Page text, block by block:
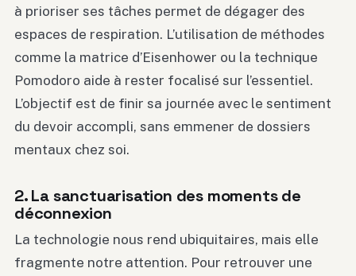
à prioriser ses tâches permet de dégager des
espaces de respiration. L’utilisation de méthodes
comme la matrice d’Eisenhower ou la technique
Pomodoro aide à rester focalisé sur l’essentiel.
L’objectif est de finir sa journée avec le sentiment
du devoir accompli, sans emmener de dossiers
mentaux chez soi.
2. La sanctuarisation des moments de
déconnexion
La technologie nous rend ubiquitaires, mais elle
fragmente notre attention. Pour retrouver une